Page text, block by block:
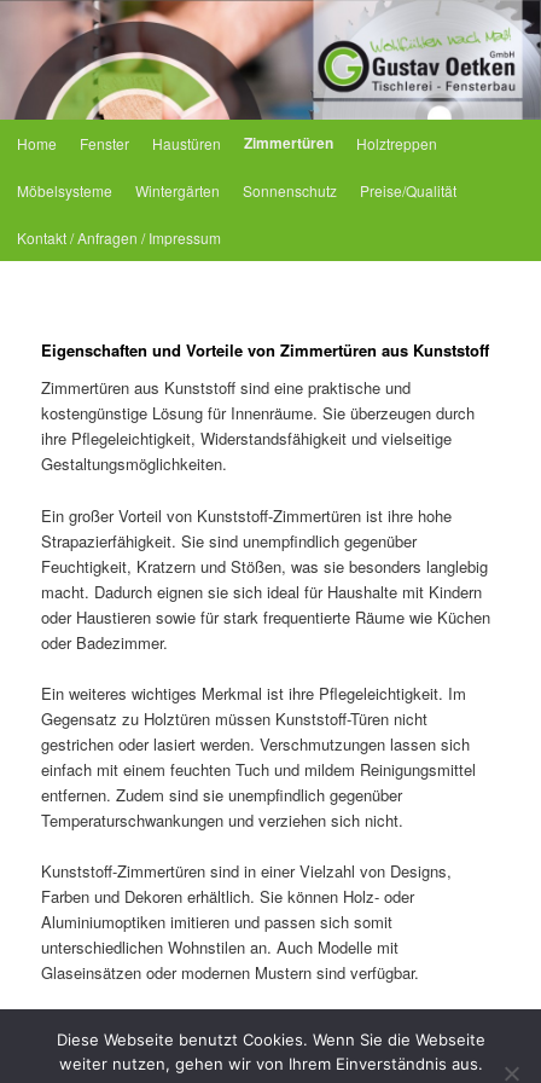
Tischlerei Oetken
Zum primären Inhalt springen
Zum sekundären Inhalt springen
Home Fenster Haustüren Zimmertüren Holztreppen
Möbelsysteme Wintergärten Sonnenschutz Preise/Qualität
Kontakt / Anfragen / Impressum
Eigenschaften und Vorteile von Zimmertüren aus Kunststoff
Zimmertüren aus Kunststoff sind eine praktische und
kostengünstige Lösung für Innenräume. Sie überzeugen durch
ihre Pflegeleichtigkeit, Widerstandsfähigkeit und vielseitige
Gestaltungsmöglichkeiten.
Ein großer Vorteil von Kunststoff-Zimmertüren ist ihre hohe
Strapazierfähigkeit. Sie sind unempfindlich gegenüber
Feuchtigkeit, Kratzern und Stößen, was sie besonders langlebig
macht. Dadurch eignen sie sich ideal für Haushalte mit Kindern
oder Haustieren sowie für stark frequentierte Räume wie Küchen
oder Badezimmer.
Ein weiteres wichtiges Merkmal ist ihre Pflegeleichtigkeit. Im
Gegensatz zu Holztüren müssen Kunststoff-Türen nicht
gestrichen oder lasiert werden. Verschmutzungen lassen sich
einfach mit einem feuchten Tuch und mildem Reinigungsmittel
entfernen. Zudem sind sie unempfindlich gegenüber
Temperaturschwankungen und verziehen sich nicht.
Kunststoff-Zimmertüren sind in einer Vielzahl von Designs,
Farben und Dekoren erhältlich. Sie können Holz- oder
Aluminiumoptiken imitieren und passen sich somit
unterschiedlichen Wohnstilen an. Auch Modelle mit
Glaseinsätzen oder modernen Mustern sind verfügbar.
eine gute Schalldämmung, was den Wohnkomfort erhöht. Dank
ihres günstigen Preises und ihrer Langlebigkeit sind sie eine
Diese Webseite benutzt Cookies. Wenn Sie die Webseite
weiter nutzen, gehen wir von Ihrem Einverständnis aus.